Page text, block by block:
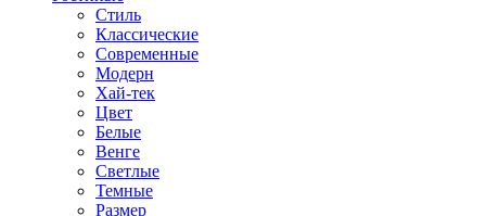
Стиль
Классические
Современные
Модерн
Хай-тек
Цвет
Белые
Венге
Светлые
Темные
Размер